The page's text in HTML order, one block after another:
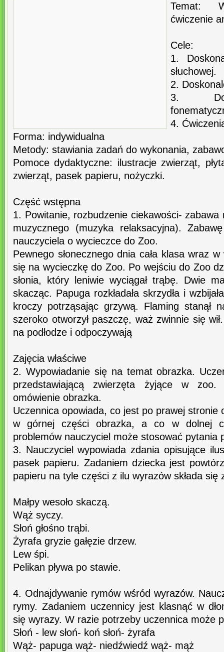
Temat:
ćwiczenie
Cele:
1.
słuchowej.
2.
3.
4.
Forma: indywidualna
Metody: stawiania zadań do wykonania,
Pomoce dydaktyczne: ilustracje zwierząt,
zwierząt, pasek papieru, nożyczki.
Część wstępna
1. Powitanie, rozbudzenie ciekawości- zabawa
muzycznego (muzyka relaksacyjna).
nauczyciela o wycieczce do Zoo.
Pewnego słonecznego dnia cała klasa wraz
się na wycieczkę do Zoo. Po wejściu do Zoo
słonia, który leniwie wyciągał trąbę. Dwie
skacząc. Papuga rozkładała skrzydła i
kroczy potrząsając grzywą. Flaming stanął
szeroko otworzył paszczę, waż zwinnie się
na podłodze i odpoczywają
Zajęcia właściwe
2. Wypowiadanie się na temat obrazka.
przedstawiającą zwierzęta żyjące w
omówienie obrazka.
Uczennica opowiada, co jest po prawej stronie
w górnej części obrazka, a co w dolnej
problemów nauczyciel może stosować pytania
3. Nauczyciel wypowiada zdania opisujące
pasek papieru. Zadaniem dziecka jest
papieru na tyle części z ilu wyrazów składa się
Małpy wesoło skaczą.
Wąż syczy.
Słoń głośno trąbi.
Żyrafa gryzie gałęzie drzew.
Lew śpi.
Pelikan pływa po stawie.
4. Odnajdywanie rymów wśród wyrazów.
rymy. Zadaniem uczennicy jest klasnąć w
się wyrazy. W razie potrzeby uczennica może
Słoń - lew słoń- koń słoń- żyrafa
Wąż- papuga wąż- niedźwiedź wąż- mąż